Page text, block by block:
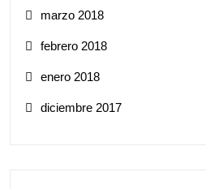
marzo 2018
febrero 2018
enero 2018
diciembre 2017